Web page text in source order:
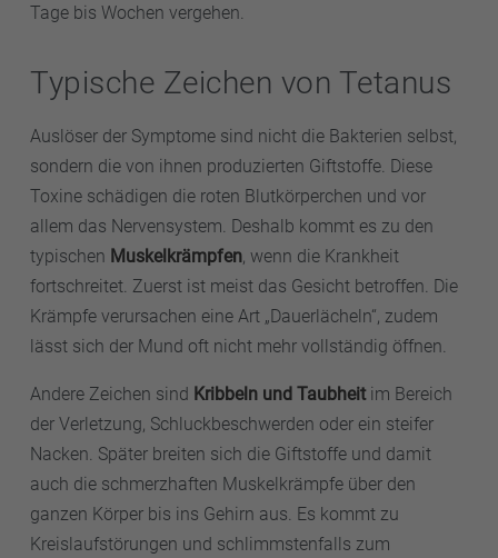
Tage bis Wochen vergehen.
Typische Zeichen von Tetanus
Auslöser der Symptome sind nicht die Bakterien selbst,
sondern die von ihnen produzierten Giftstoffe. Diese
Toxine schädigen die roten Blutkörperchen und vor
allem das Nervensystem. Deshalb kommt es zu den
typischen Muskelkrämpfen, wenn die Krankheit
fortschreitet. Zuerst ist meist das Gesicht betroffen. Die
Krämpfe verursachen eine Art „Dauerlächeln“, zudem
lässt sich der Mund oft nicht mehr vollständig öffnen.
Andere Zeichen sind Kribbeln und Taubheitim Bereich
der Verletzung, Schluckbeschwerden oder ein steifer
Nacken. Später breiten sich die Giftstoffe und damit
auch die schmerzhaften Muskelkrämpfe über den
ganzen Körper bis ins Gehirn aus. Es kommt zu
Kreislaufstörungen und schlimmstenfalls zum